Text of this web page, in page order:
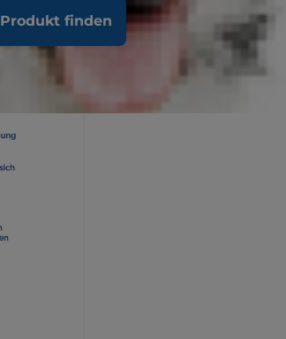
Produkt finden